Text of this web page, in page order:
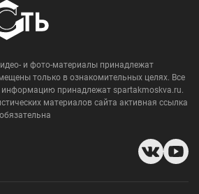
и фото-материалы принадлежат
только в ознакомительных целях. Все
информацию принадлежат spartakmoskva.ru.
материалов сайта активная ссылка